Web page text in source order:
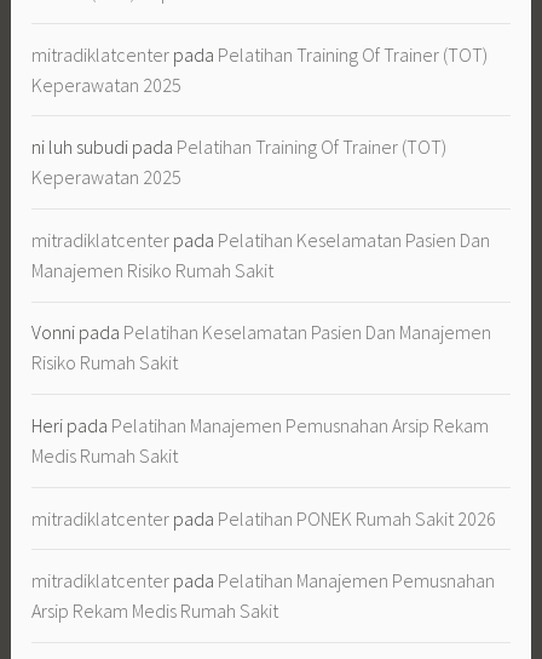
mitradiklatcenter pada Pelatihan Training Of Trainer (TOT)
Keperawatan 2025
ni luh subudi pada Pelatihan Training Of Trainer (TOT)
Keperawatan 2025
mitradiklatcenter pada Pelatihan Keselamatan Pasien Dan
Manajemen Risiko Rumah Sakit
Vonni pada Pelatihan Keselamatan Pasien Dan Manajemen
Risiko Rumah Sakit
Heri pada Pelatihan Manajemen Pemusnahan Arsip Rekam
Medis Rumah Sakit
mitradiklatcenter pada Pelatihan PONEK Rumah Sakit 2026
mitradiklatcenter pada Pelatihan Manajemen Pemusnahan
Arsip Rekam Medis Rumah Sakit